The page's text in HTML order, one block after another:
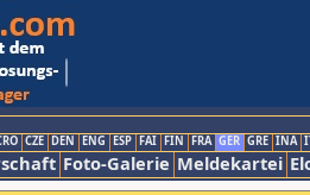
CZE DEN ENG ESP FAI FIN FRA GER GRE INA
Foto-Galerie Meldekartei